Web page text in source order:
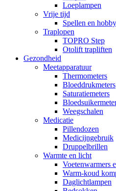
Loeplampen
Vrije tijd
Spellen en hobby
Traplopen
TOPRO Step
Otolift trapliften
Gezondheid
Meetapparatuur
Thermometers
Bloeddrukmeters
Saturatiemeters
Weegschalen
Medicatie
Pillendozen
Medicijngebruik
Druppelbrillen
Warmte en licht
Voetenwarmers
Warm-koud
Daglichtlampen